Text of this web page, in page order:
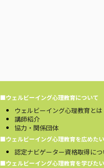
■ウェルビーイング心理教育について
ウェルビーイング心理教育とは
講師紹介
協力・関係団体
■ウェルビーイング心理教育を広めたい
認定ナビゲーター資格取得につ
■ウェルビーイング心理教育を学びたい